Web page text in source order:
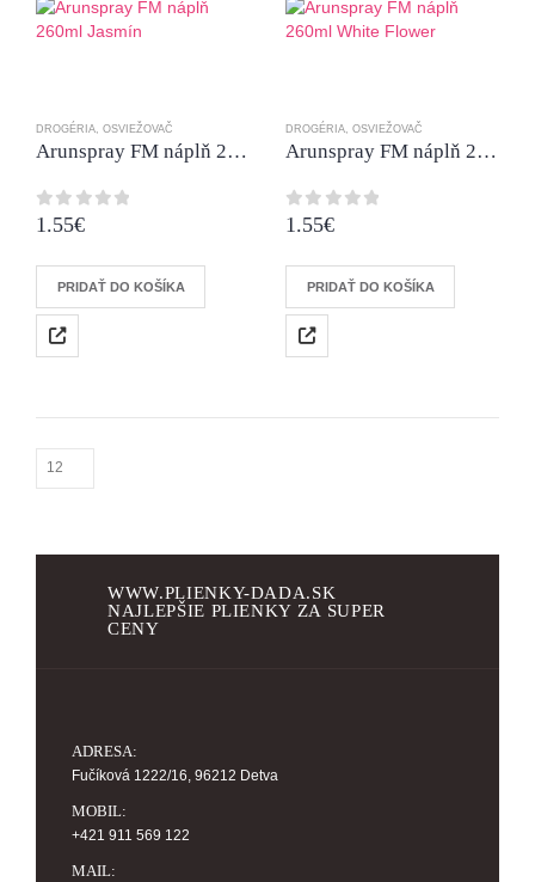
DROGÉRIA OSVIEŽOVAČ
Arunspray FM náplň 260ml Jasmín
0 z 5
1.55€
PRIDAŤ DO KOŠÍKA
DROGÉRIA OSVIEŽOVAČ
Arunspray FM náplň 260ml White Flower
0 z 5
1.55€
PRIDAŤ DO KOŠÍKA
WWW.PLIENKY-DADA.SK
NAJLEPŠIE PLIENKY ZA SUPER
CENY
ADRESA:
Fučíková 1222/16, 96212 Detva
MOBIL:
+421 911 569 122
MAIL: